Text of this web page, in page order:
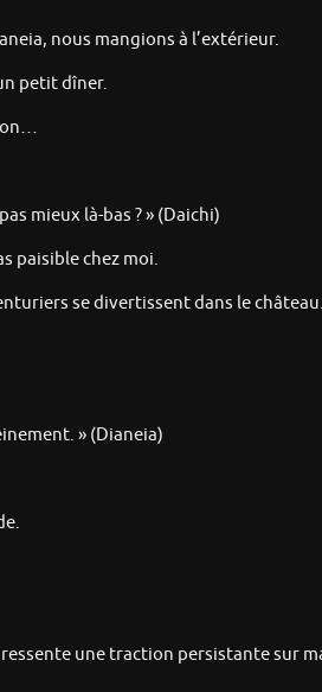
nous mangions à l’extérieur.
petit dîner.
mieux là-bas ? » (Daichi)
paisible chez moi.
se divertissent dans le
» (Dianeia)
une traction persistante sur